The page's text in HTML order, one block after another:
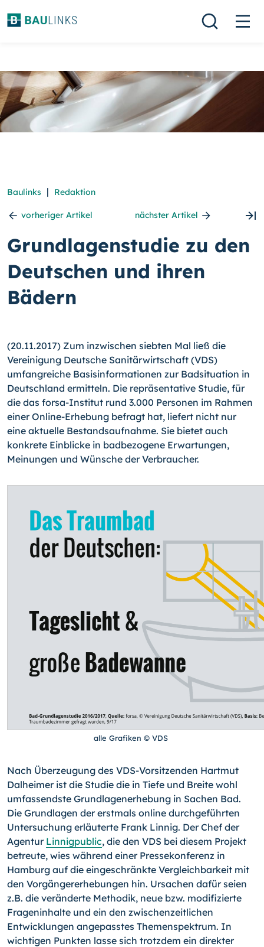
Baulinks | Redaktion
vorheriger Artikel nächster Artikel
Grundlagenstudie zu den
Deutschen und ihren
Bädern
(20.11.2017) Zum inzwischen siebten Mal ließ die
Vereinigung Deutsche Sanitärwirtschaft (VDS)
umfangreiche Basisinformationen zur Badsituation in
Deutschland ermitteln. Die repräsentative Studie, für
die das forsa-Institut rund 3.000 Personen im Rahmen
einer Online-Erhebung befragt hat, liefert nicht nur
eine aktuelle Bestandsaufnahme. Sie bietet auch
konkrete Einblicke in badbezogene Erwartungen,
Meinungen und Wünsche der Verbraucher.
alle Grafiken © VDS
Nach Überzeugung des VDS-Vorsitzenden Hartmut
Dalheimer ist die Studie die in Tiefe und Breite wohl
umfassendste Grundlagenerhebung in Sachen Bad.
Die Grundlagen der erstmals online durchgeführten
Untersuchung erläuterte Frank Linnig. Der Chef der
Agentur Linnigpublic, die den VDS bei diesem Projekt
betreute, wies während einer Pressekonferenz in
Hamburg auf die eingeschränkte Vergleichbarkeit mit
den Vorgängererhebungen hin. Ursachen dafür seien
z.B. die veränderte Methodik, neue bzw. modifizierte
Frageninhalte und ein den zwischenzeitlichen
Entwicklungen angepasstes Themenspektrum. In
wichtigen Punkten lasse sich trotzdem ein direkter